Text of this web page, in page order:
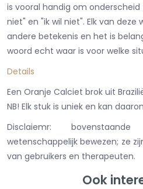
is vooral handig om
niet" en "ik wil niet". Elk van
andere betekenis en het is
woord echt waar is voor welke
Details
Een Oranje Calciet brok uit
NB! Elk stuk is uniek en kan
Disclaiemr:
wetenschappelijk bewezen; ze
van gebruikers en therapeuten.
Ook